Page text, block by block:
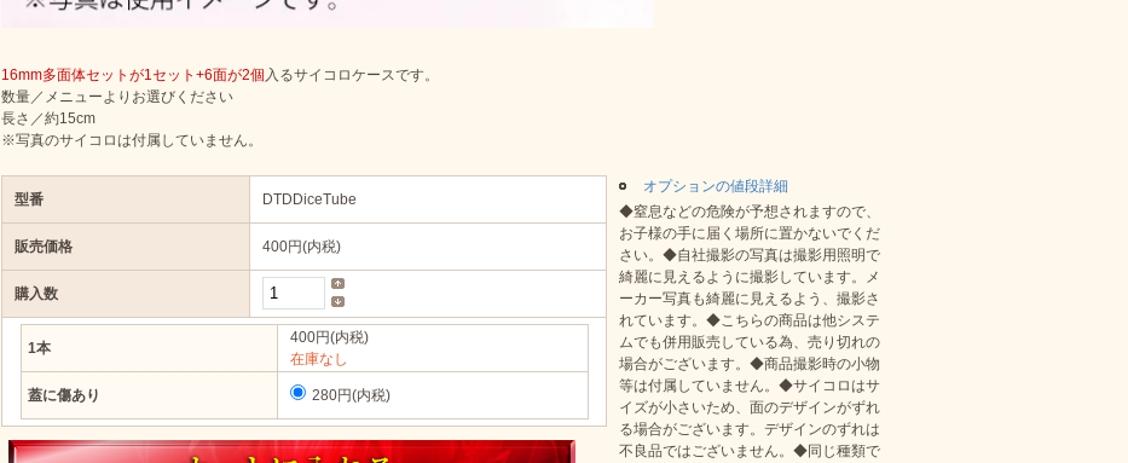
16mm多面体セットが1セット+6面が2個 入るサイコロケースです。
数量／メニューよりお選びください
長さ／約15cm
※写真のサイコロは付属していません。
型番 DTDDiceTube
販売価格 400円(内税)
購入数
1本
400円(内税)
在庫なし
蓋に傷あり 280円(内税)
オプションの値段詳細
◆窒息などの危険が予想されますので、
お子様の手に届く場所に置かないでくだ
さい。◆自社撮影の写真は撮影用照明で
綺麗に見えるように撮影しています。メ
ーカー写真も綺麗に見えるよう、撮影さ
れています。◆こちらの商品は他システ
ムでも併用販売している為、売り切れの
場合がございます。◆商品撮影時の小物
等は付属していません。◆サイコロはサ
イズが小さいため、面のデザインがずれ
る場合がございます。デザインのずれは
不良品ではございません。◆同じ種類で